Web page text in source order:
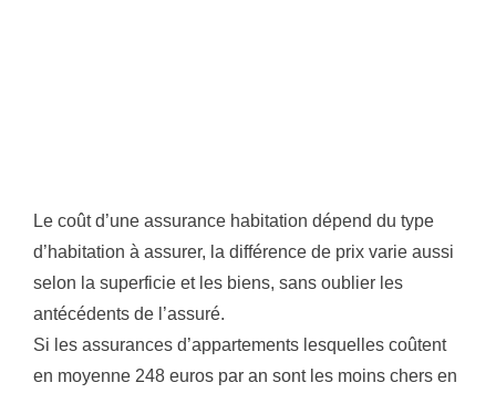
Le coût d’une assurance habitation dépend du type
d’habitation à assurer, la différence de prix varie aussi
selon la superficie et les biens, sans oublier les
antécédents de l’assuré.
Si les assurances d’appartements lesquelles coûtent
en moyenne 248 euros par an sont les moins chers en